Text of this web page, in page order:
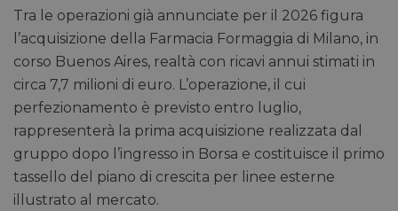
Tra le operazioni già annunciate per il 2026 figura
l’acquisizione della Farmacia Formaggia di Milano, in
corso Buenos Aires, realtà con ricavi annui stimati in
circa 7,7 milioni di euro. L’operazione, il cui
perfezionamento è previsto entro luglio,
rappresenterà la prima acquisizione realizzata dal
gruppo dopo l’ingresso in Borsa e costituisce il primo
tassello del piano di crescita per linee esterne
illustrato al mercato.